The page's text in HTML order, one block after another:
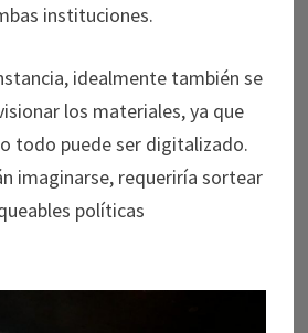
instituciones.
idealmente también se
los materiales, ya que
todo puede ser digitalizado.
imaginarse, requeriría sortear
políticas